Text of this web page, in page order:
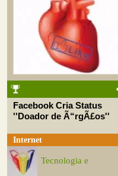
Facebook Cria Status
''Doador de Ã“rgÃ£os''
Internet
Tecnologia e